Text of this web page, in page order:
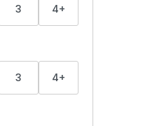
3 4+
3 4+